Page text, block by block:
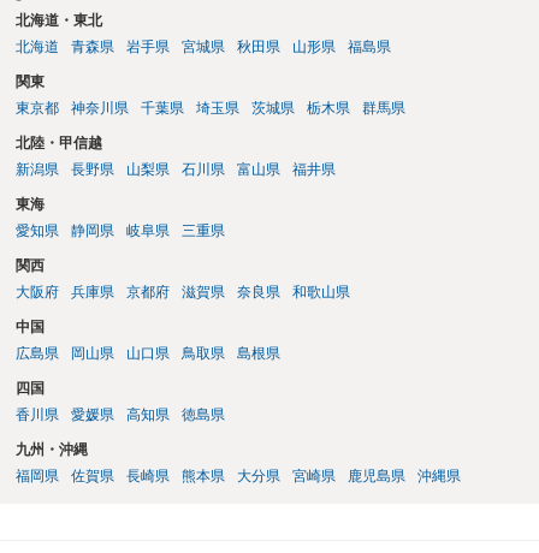
北海道・東北
北海道
青森県 岩手県 宮城県 秋田県 山形県 福島県
関東
東京都
神奈川県 千葉県 埼玉県 茨城県 栃木県 群馬県
北陸・甲信越
新潟県
長野県 山梨県 石川県 富山県 福井県
東海
愛知県
静岡県 岐阜県 三重県
関西
大阪府
兵庫県 京都府 滋賀県 奈良県 和歌山県
中国
広島県
岡山県 山口県 鳥取県 島根県
四国
香川県
愛媛県 高知県 徳島県
九州・沖縄
福岡県
佐賀県 長崎県 熊本県 大分県 宮崎県 鹿児島県 沖縄県